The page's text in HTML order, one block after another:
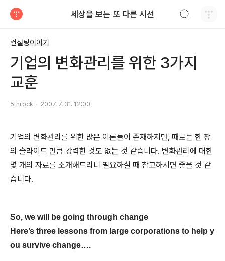
세상을 보는 또 다른 시선
컨설팅이야기
기업의 변화관리를 위한 3가지
교훈
5throck 2007. 7. 31. 12:00
기업의 변화관리를 위한 많은 이론들이 존재하지만, 때로는 한 장
의 슬라이드 만큼 강력한 것도 없는 것 같습니다. 변화관리에 대한
몇 개의 자료를 소개해드리니 필요하실 때 참고하시면 좋을 것 같
습니다.
So, we will be going through change
Here’s three lessons from large corporations to help y
ou survive change….